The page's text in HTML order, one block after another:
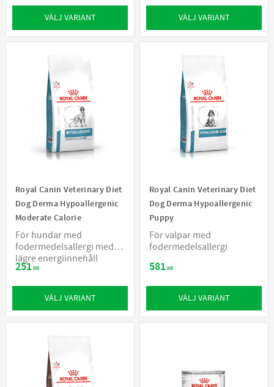
VÄLJ VARIANT VÄLJ VARIANT
Royal Canin Veterinary Diet
Dog Derma Hypoallergenic
Moderate Calorie
För hundar med
fodermedelsallergi med
lägre energiinnehåll
251KR
VÄLJ VARIANT
Royal Canin Veterinary Diet
Dog Derma Hypoallergenic
Puppy
För valpar med
fodermedelsallergi
581KR
VÄLJ VARIANT